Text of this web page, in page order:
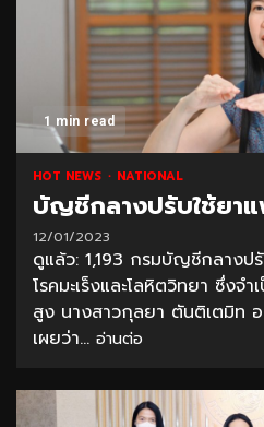
1 min read
HOT NEWS NATIONAL
บัญชีกลางปรับใช้ยาแ
12/01/2023
ดูแล้ว: 1,193 กรมบัญชีกลาง
โรคมะเร็งและโลหิตวิทยา ซึ่งจ
สูง นางสาวกุลยา ตันติเตมิท
เผยว่า... อ่านต่อ